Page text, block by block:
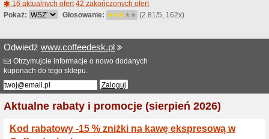
Sklepy
Strona główna>C>